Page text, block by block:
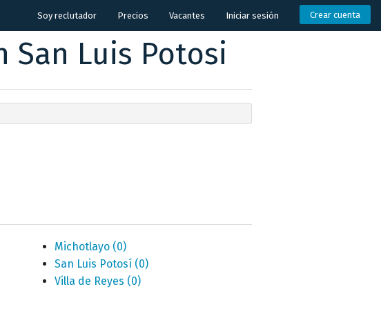
Soy reclutador Precios Vacantes Iniciar sesión Crear cuenta
San Luis Potosi
Michotlayo (0)
San Luis Potosí (0)
Villa de Reyes (0)